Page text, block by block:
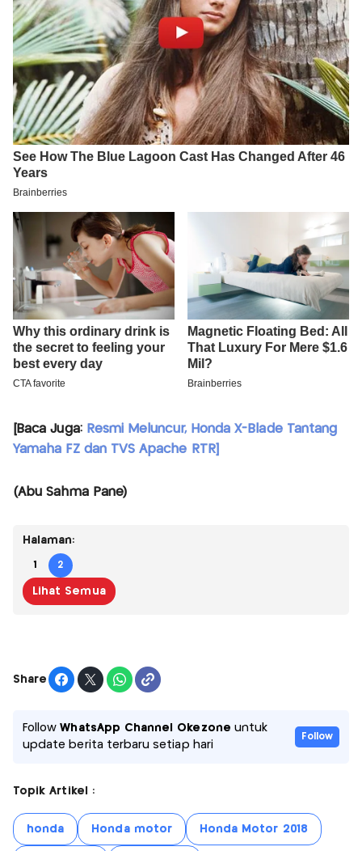
[Baca Juga: Resmi Meluncur, Honda X-Blade Tantang
Yamaha FZ dan TVS Apache RTR]
(Abu Sahma Pane)
Halaman:
1 2
Lihat Semua
Share
FollowWhatsApp Channel Okezone untuk
update berita terbaru setiap hari
Follow
Topik Artikel :
honda Honda motor Honda Motor 2018